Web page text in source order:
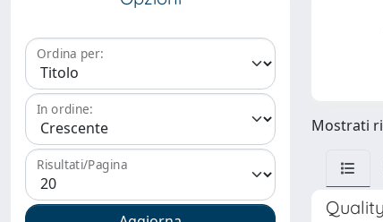
Ordina per:
In ordine:
Risultati/Pagina
Mostrati